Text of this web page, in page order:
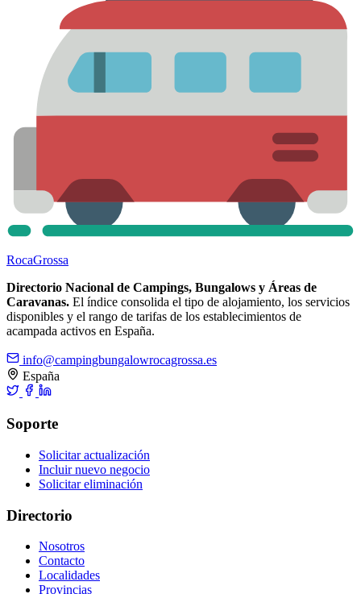
RocaGrossa
Directorio Nacional de Campings, Bungalows y Áreas de
Caravanas. El índice consolida el tipo de alojamiento, los servicios
disponibles y el rango de tarifas de los establecimientos de
acampada activos en España.
info@campingbungalowrocagrossa.es
España
Soporte
Solicitar actualización
Incluir nuevo negocio
Solicitar eliminación
Directorio
Nosotros
Contacto
Localidades
Provincias